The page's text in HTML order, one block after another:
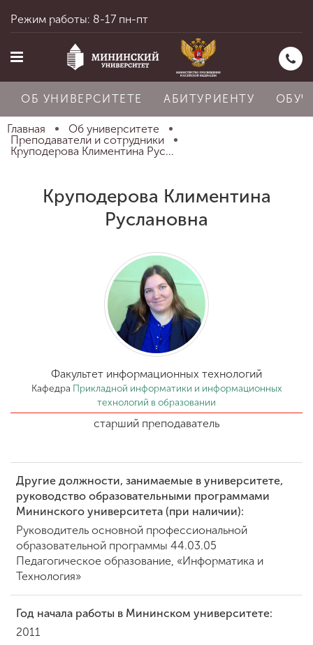
Об университете
Абитуриенту
Обучение
Международная
деятельность
Другие виды
деятельности
Студенческая жизнь
организации
Режим работы: 8-17 пн-пт
ОБ УНИВЕРСИТЕТЕ АБИТУРИЕНТУ
Главная
Об университете
Преподаватели и сотрудники
Круподерова Климентина Рус...
Круподерова Климентина
Руслановна
Факультет информационных технологий
Кафедра Прикладной информатики и информационных
технологий в образовании
старший преподаватель
Другие должности, занимаемые в университете,
руководство образовательными программами
Мининского университета (при наличии):
Руководитель основной профессиональной
образовательной программы 44.03.05
Педагогическое образование, «Информатика и
Технология»
Год начала работы в Мининском университете:
2011